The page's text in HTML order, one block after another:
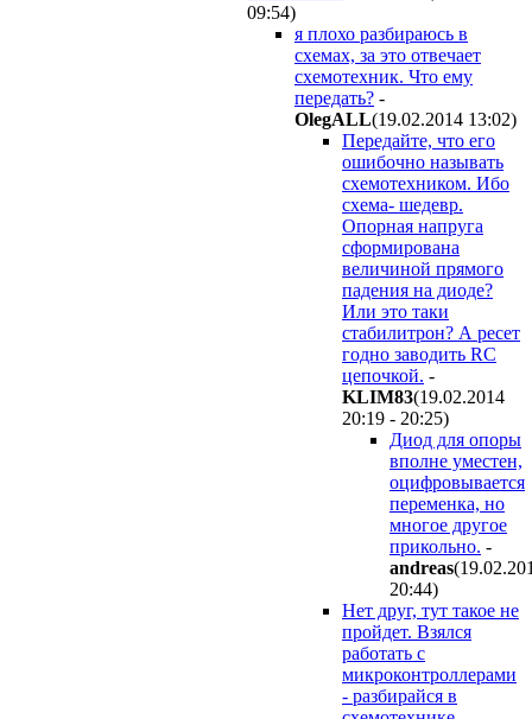
09:54)
я плохо разбираюсь в
схемах, за это отвечает
схемотехник. Что ему
передать? -
OlegALL(19.02.2014 13:02)
Передайте, что его
ошибочно называть
схемотехником. Ибо
схема- шедевр.
Опорная напруга
сформирована
величиной прямого
падения на диоде?
Или это таки
стабилитрон? А ресет
годно заводить RC
цепочкой. -
KLIM83(19.02.2014
20:19 - 20:25)
Диод для опоры
вполне уместен,
оцифровывается
переменка, но
многое другое
прикольно. -
andreas
20:44)
Нет друг, тут такое не
пройдет. Взялся
работать с
микроконтроллерами
- разбирайся в